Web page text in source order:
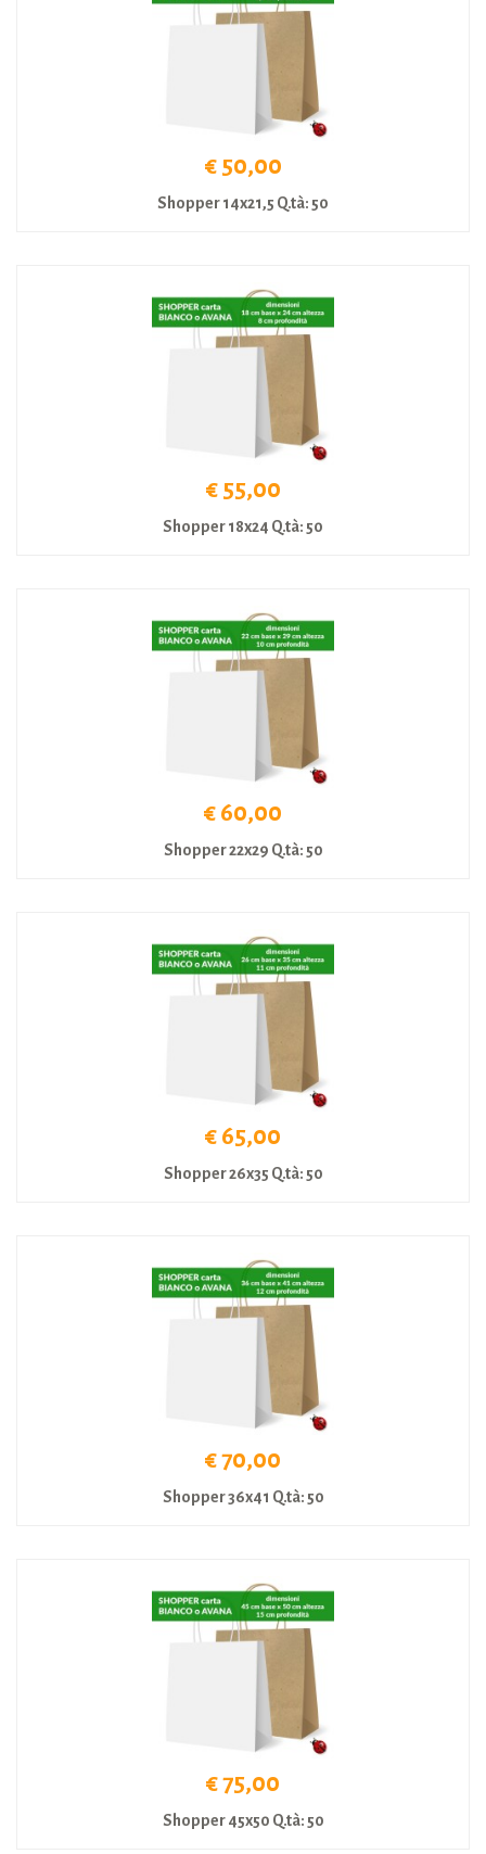
€ 50,00
Shopper 14x21,5 Q.tà: 50
€ 55,00
Shopper 18x24 Q.tà: 50
€ 60,00
Shopper 22x29 Q.tà: 50
€ 65,00
Shopper 26x35 Q.tà: 50
€ 70,00
Shopper 36x41 Q.tà: 50
€ 75,00
Shopper 45x50 Q.tà: 50